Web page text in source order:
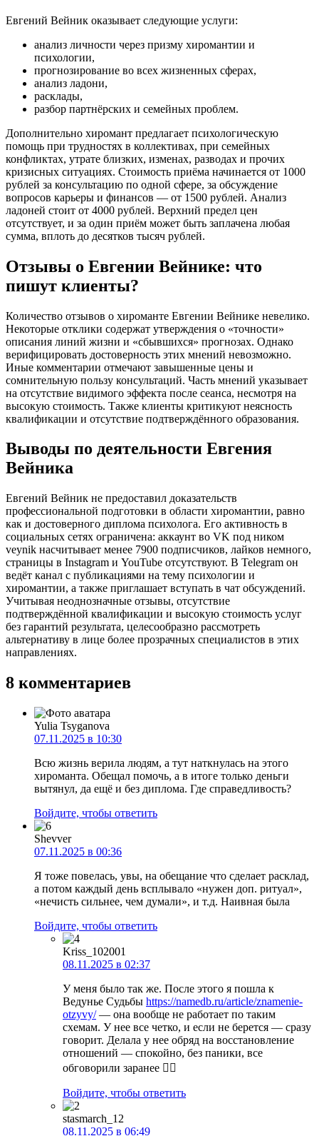
Евгений Вейник оказывает следующие услуги:
анализ личности через призму хиромантии и
психологии,
прогнозирование во всех жизненных сферах,
анализ ладони,
расклады,
разбор партнёрских и семейных проблем.
Дополнительно хиромант предлагает психологическую
помощь при трудностях в коллективах, при семейных
конфликтах, утрате близких, изменах, разводах и прочих
кризисных ситуациях. Стоимость приёма начинается от 1000
рублей за консультацию по одной сфере, за обсуждение
вопросов карьеры и финансов — от 1500 рублей. Анализ
ладоней стоит от 4000 рублей. Верхний предел цен
отсутствует, и за один приём может быть заплачена любая
сумма, вплоть до десятков тысяч рублей.
Отзывы о Евгении Вейнике: что
пишут клиенты?
Количество отзывов о хироманте Евгении Вейнике невелико.
Некоторые отклики содержат утверждения о «точности»
описания линий жизни и «сбывшихся» прогнозах. Однако
верифицировать достоверность этих мнений невозможно.
Иные комментарии отмечают завышенные цены и
сомнительную пользу консультаций. Часть мнений указывает
на отсутствие видимого эффекта после сеанса, несмотря на
высокую стоимость. Также клиенты критикуют неясность
квалификации и отсутствие подтверждённого образования.
Выводы по деятельности Евгения
Вейника
Евгений Вейник не предоставил доказательств
профессиональной подготовки в области хиромантии, равно
как и достоверного диплома психолога. Его активность в
социальных сетях ограничена: аккаунт во VK под ником
veynik насчитывает менее 7900 подписчиков, лайков немного,
страницы в Instagram и YouTube отсутствуют. В Telegram он
ведёт канал с публикациями на тему психологии и
хиромантии, а также приглашает вступать в чат обсуждений.
Учитывая неоднозначные отзывы, отсутствие
подтверждённой квалификации и высокую стоимость услуг
без гарантий результата, целесообразно рассмотреть
альтернативу в лице более прозрачных специалистов в этих
направлениях.
8 комментариев
Yulia Tsyganova
07.11.2025 в 10:30
Всю жизнь верила людям, а тут наткнулась на этого
хироманта. Обещал помочь, а в итоге только деньги
вытянул, да ещё и без диплома. Где справедливость?
Войдите, чтобы ответить
Shevver
07.11.2025 в 00:36
Я тоже повелась, увы, на обещание что сделает расклад,
а потом каждый день всплывало «нужен доп. ритуал»,
«нечисть сильнее, чем думали», и т.д. Наивная была
Войдите, чтобы ответить
Kriss_102001
08.11.2025 в 02:37
У меня было так же. После этого я пошла к
Ведунье Судьбы https://namedb.ru/article/znamenie-
otzyvy/— она вообще не работает по таким
схемам. У нее все четко, и если не берется — сразу
говорит. Делала у нее обряд на восстановление
отношений — спокойно, без паники, все
обговорили заранее 👍🏻
Войдите, чтобы ответить
stasmarch_12
08.11.2025 в 06:49